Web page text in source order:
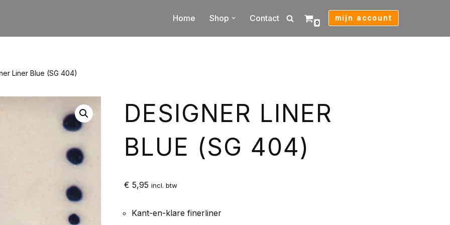
Home Shop Contact 0
mijn account
Liner Blue (SG 404)
DESIGNER LINER
BLUE (SG 404)
€ 5,95 incl. btw
Kant-en-klare finerliner